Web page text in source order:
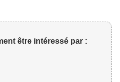
être intéressé par :